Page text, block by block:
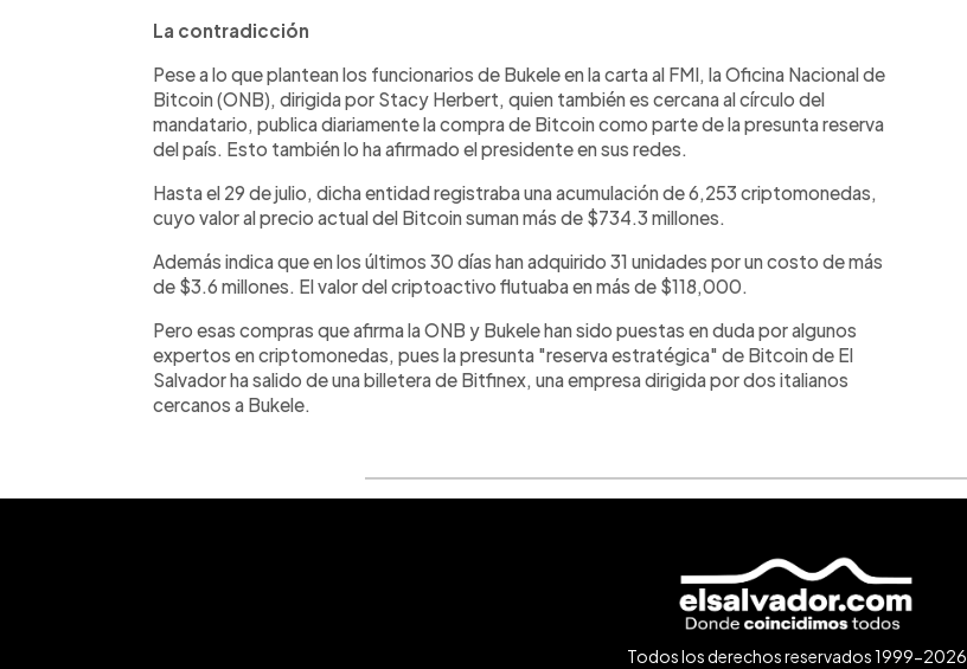
La contradicción
Pese a lo que plantean los funcionarios de Bukele en la carta al FMI, la Oficina Nacional de
Bitcoin (ONB), dirigida por Stacy Herbert, quien también es cercana al círculo del
mandatario, publica diariamente la compra de Bitcoin como parte de la presunta reserva
del país. Esto también lo ha afirmado el presidente en sus redes.
Hasta el 29 de julio, dicha entidad registraba una acumulación de 6,253 criptomonedas,
cuyo valor al precio actual del Bitcoin suman más de $734.3 millones.
Además indica que en los últimos 30 días han adquirido 31 unidades por un costo de más
de $3.6 millones. El valor del criptoactivo flutuaba en más de $118,000.
Pero esas compras que afirma la ONB y Bukele han sido puestas en duda por algunos
expertos en criptomonedas, pues la presunta "reserva estratégica" de Bitcoin de El
Salvador ha salido de una billetera de Bitfinex, una empresa dirigida por dos italianos
cercanos a Bukele.
Todos los derechos reservados 1999-2026